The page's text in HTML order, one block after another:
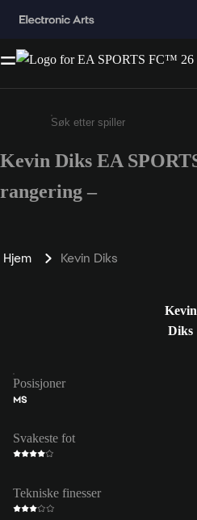
Enter a minimum of 3
Kevin Diks EA
rangering –
Hjem Kevin Diks
Kevin
Diks
Posisjoner
MS
Svakeste fot
Tekniske finesser